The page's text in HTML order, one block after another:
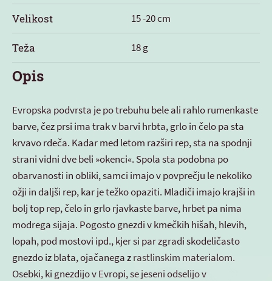
Velikost 15 -20 cm
Teža 18 g
Opis
Evropska podvrsta je po trebuhu bele ali rahlo rumenkaste
barve, čez prsi ima trak v barvi hrbta, grlo in čelo pa sta
krvavo rdeča. Kadar med letom razširi rep, sta na spodnji
strani vidni dve beli »okenci«. Spola sta podobna po
obarvanosti in obliki, samci imajo v povprečju le nekoliko
ožji in daljši rep, kar je težko opaziti. Mladiči imajo krajši in
bolj top rep, čelo in grlo rjavkaste barve, hrbet pa nima
modrega sijaja. Pogosto gnezdi v kmečkih hišah, hlevih,
lopah, pod mostovi ipd., kjer si par zgradi skodeličasto
gnezdo iz blata, ojačanega z rastlinskim materialom.
Osebki, ki gnezdijo v Evropi, se jeseni odselijo v